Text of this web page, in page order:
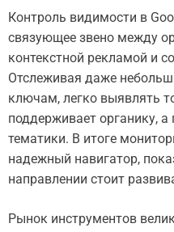
Контроль видимости в
связующее звено между
контекстной рекламой и
Отслеживая даже
ключам, легко выявлять
поддерживает органику, а
тематики. В итоге
надежный навигатор,
направлении стоит
Рынок инструментов